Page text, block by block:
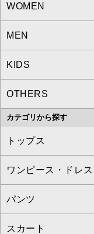
WOMEN
a.v.v
MICHEL KLEIN
MK MICHEL
OFUON le MK
MEN
a.v.v
MICHEL KLEIN
MK MICHEL
KIDS
a.v.v
OTHERS
MK MICHEL
カテゴリから探す
トップス
すべてのトップス
カットソー・Tシ
ブラウス・シャツ
ワンピース・ドレス
すべてのワンピ
ワンピース
パンツ
すべてのパンツ
スカート